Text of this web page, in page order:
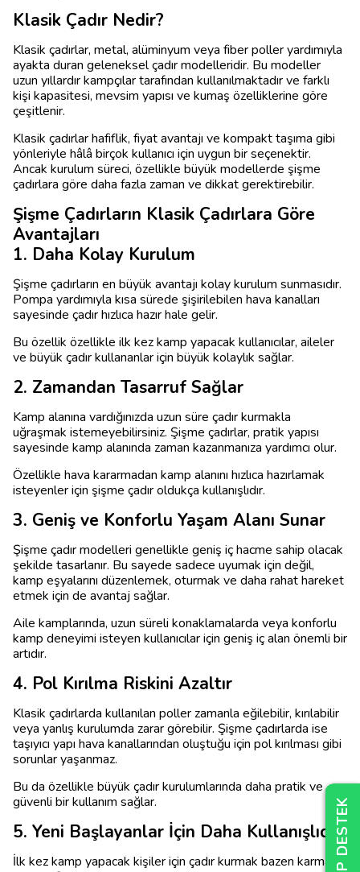
Klasik Çadır Nedir?
Klasik çadırlar, metal, alüminyum veya fiber poller yardımıyla
ayakta duran geleneksel çadır modelleridir. Bu modeller
uzun yıllardır kampçılar tarafından kullanılmaktadır ve farklı
kişi kapasitesi, mevsim yapısı ve kumaş özelliklerine göre
çeşitlenir.
Klasik çadırlar hafiflik, fiyat avantajı ve kompakt taşıma gibi
yönleriyle hâlâ birçok kullanıcı için uygun bir seçenektir.
Ancak kurulum süreci, özellikle büyük modellerde şişme
çadırlara göre daha fazla zaman ve dikkat gerektirebilir.
Şişme Çadırların Klasik Çadırlara Göre
Avantajları
1. Daha Kolay Kurulum
Şişme çadırların en büyük avantajı kolay kurulum sunmasıdır.
Pompa yardımıyla kısa sürede şişirilebilen hava kanalları
sayesinde çadır hızlıca hazır hale gelir.
Bu özellik özellikle ilk kez kamp yapacak kullanıcılar, aileler
ve büyük çadır kullananlar için büyük kolaylık sağlar.
2. Zamandan Tasarruf Sağlar
Kamp alanına vardığınızda uzun süre çadır kurmakla
uğraşmak istemeyebilirsiniz. Şişme çadırlar, pratik yapısı
sayesinde kamp alanında zaman kazanmanıza yardımcı olur.
Özellikle hava kararmadan kamp alanını hızlıca hazırlamak
isteyenler için şişme çadır oldukça kullanışlıdır.
3. Geniş ve Konforlu Yaşam Alanı Sunar
Şişme çadır modelleri genellikle geniş iç hacme sahip olacak
şekilde tasarlanır. Bu sayede sadece uyumak için değil,
kamp eşyalarını düzenlemek, oturmak ve daha rahat hareket
etmek için de avantaj sağlar.
Aile kamplarında, uzun süreli konaklamalarda veya konforlu
kamp deneyimi isteyen kullanıcılar için geniş iç alan önemli bir
artıdır.
4. Pol Kırılma Riskini Azaltır
Klasik çadırlarda kullanılan poller zamanla eğilebilir, kırılabilir
veya yanlış kurulumda zarar görebilir. Şişme çadırlarda ise
taşıyıcı yapı hava kanallarından oluştuğu için pol kırılması gibi
sorunlar yaşanmaz.
Bu da özellikle büyük çadır kurulumlarında daha pratik ve
güvenli bir kullanım sağlar.
5. Yeni Başlayanlar İçin Daha Kullanışlıdır
İlk kez kamp yapacak kişiler için çadır kurmak bazen karmaşık